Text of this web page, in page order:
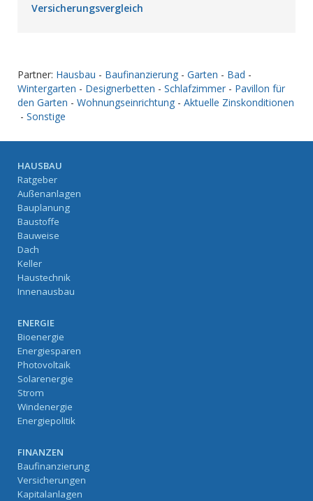
Versicherungsvergleich
Partner: Hausbau - Baufinanzierung - Garten - Bad -
Wintergarten - Designerbetten - Schlafzimmer - Pavillon für
den Garten - Wohnungseinrichtung - Aktuelle Zinskonditionen
- Sonstige
HAUSBAU
Ratgeber
Außenanlagen
Bauplanung
Baustoffe
Bauweise
Dach
Keller
Haustechnik
Innenausbau
ENERGIE
Bioenergie
Energiesparen
Photovoltaik
Solarenergie
Strom
Windenergie
Energiepolitik
FINANZEN
Baufinanzierung
Versicherungen
Kapitalanlagen